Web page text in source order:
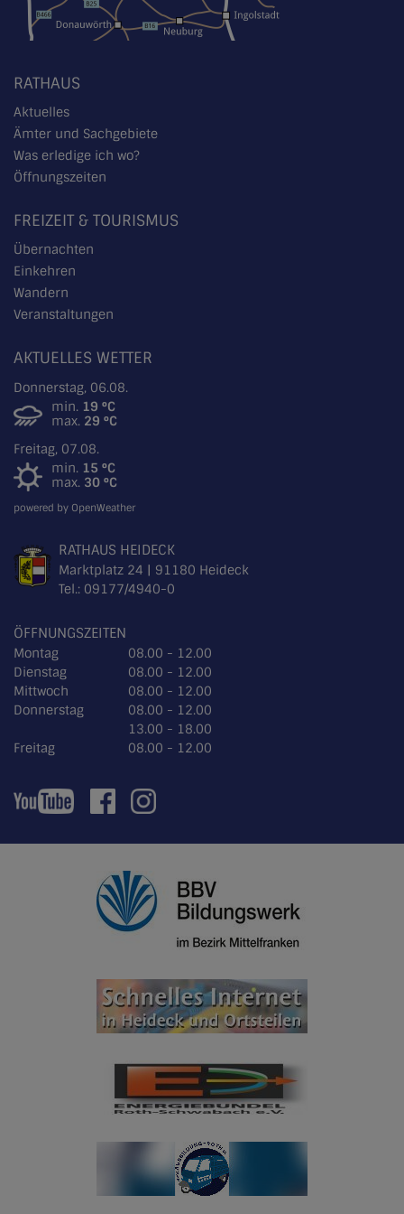
RATHAUS
Aktuelles
Ämter und Sachgebiete
Was erledige ich wo?
Öffnungszeiten
FREIZEIT & TOURISMUS
Übernachten
Einkehren
Wandern
Veranstaltungen
AKTUELLES WETTER
Donnerstag, 06.08.
min. 19 °C
max. 29 °C
Freitag, 07.08.
min. 15 °C
max. 30 °C
powered by OpenWeather
RATHAUS HEIDECK
Marktplatz 24 | 91180 Heideck
Tel.: 09177/4940-0
ÖFFNUNGSZEITEN
Montag
08.00 - 12.00
Dienstag
08.00 - 12.00
Mittwoch
08.00 - 12.00
Donnerstag
08.00 - 12.00
13.00 - 18.00
Freitag
08.00 - 12.00